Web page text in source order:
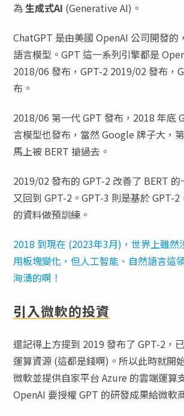
為生成式AI (Generative AI)。
ChatGPT 是由美國 OpenAI 公司開發的
語言模型。GPT 這一系列引擎都是
2018/06 發布，GPT-2 2019/02 發布，
布。
2018/06 第一代 GPT 發布，2018 年底
言模型也發布，當然 Google 牌子大，
馬上被 BERT 搶過去。
2019/02 發布的 GPT-2 改善了 BERT
又回到 GPT-2。GPT-3 則是基於 GPT-
的資料做預訓練。
2018 到現在 (2023年3月)，世界上雖然
用板塊變化，但人工智能、自然語言這
洶湧的啊！
引入微軟的投資
還記得上方提到 2019 發布了 GPT-2，
運算資源 (這都是錢啊)。所以此時就開
微軟並提供自家平台 Azure 的雲端運算
OpenAI 要授權 GPT 的研發成果給微軟